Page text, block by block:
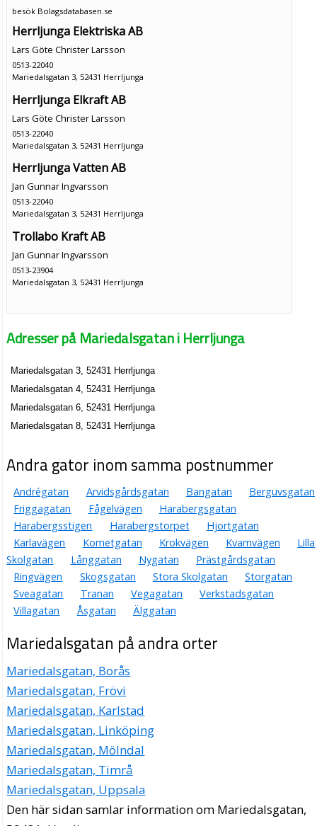
besök Bolagsdatabasen.se
Herrljunga Elektriska AB
Lars Göte Christer Larsson
0513-22040
Mariedalsgatan 3, 52431 Herrljunga
Herrljunga Elkraft AB
Lars Göte Christer Larsson
0513-22040
Mariedalsgatan 3, 52431 Herrljunga
Herrljunga Vatten AB
Jan Gunnar Ingvarsson
0513-22040
Mariedalsgatan 3, 52431 Herrljunga
Trollabo Kraft AB
Jan Gunnar Ingvarsson
0513-23904
Mariedalsgatan 3, 52431 Herrljunga
Adresser på Mariedalsgatan i Herrljunga
Mariedalsgatan 3, 52431 Herrljunga
Mariedalsgatan 4, 52431 Herrljunga
Mariedalsgatan 6, 52431 Herrljunga
Mariedalsgatan 8, 52431 Herrljunga
Andra gator inom samma postnummer
Andrégatan Arvidsgårdsgatan Bangatan
Berguvsgatan
Friggagatan
Fågelvägen
Harabergsgatan
Harabergsstigen
Harabergstorpet
Hjortgatan
Karlavägen
Kometgatan Krokvägen Kvarnvägen
Lilla
Skolgatan
Långgatan Nygatan
Prästgårdsgatan
Ringvägen
Skogsgatan Stora Skolgatan
Storgatan
Sveagatan
Tranan Vegagatan
Verkstadsgatan
Villagatan
Åsgatan Älggatan
Mariedalsgatan på andra orter
Mariedalsgatan, Borås
Mariedalsgatan, Frövi
Mariedalsgatan, Karlstad
Mariedalsgatan, Linköping
Mariedalsgatan, Mölndal
Mariedalsgatan, Timrå
Mariedalsgatan, Uppsala
Den här sidan samlar information om Mariedalsgatan,